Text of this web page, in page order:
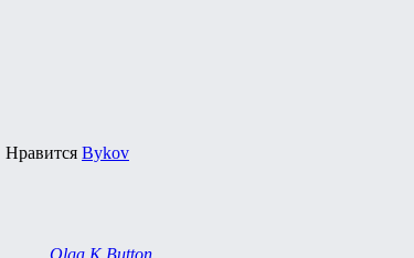
Нравится Bykov
Olga K Button